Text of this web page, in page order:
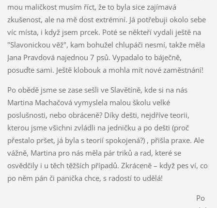
mou maličkost musím říct, že to byla sice zajímavá
zkušenost, ale na mě dost extrémní. Já potřebuji okolo sebe
víc místa, i když jsem prcek. Poté se někteří vydali ještě na
"Slavonickou věž", kam bohužel chlupáči nesmí, takže měla
Jana Pravdová najednou 7 psů. Vypadalo to báječně,
posuďte sami. Ještě klobouk a mohla mít nové zaměstnání!
Po obědě jsme se zase sešli ve Slavětíně, kde si na nás
Martina Machačová vymyslela malou školu velké
poslušnosti, nebo obráceně? Díky dešti, nejdříve teorii,
kterou jsme všichni zvládli na jedničku a po dešti (proč
přestalo pršet, já byla s teorií spokojená?) , přišla praxe. Ale
vážně, Martina pro nás měla pár triků a rad, které se
osvědčily i u těch těžších případů. Zkráceně – když pes ví, co
po něm pán či panička chce, s radostí to udělá!
Po